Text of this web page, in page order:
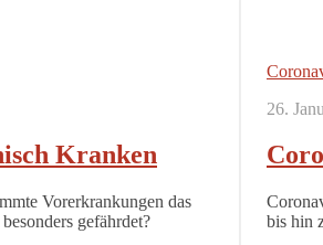
Kranken
Vorerkrankungen das
gefährdet?
26.
bis hin